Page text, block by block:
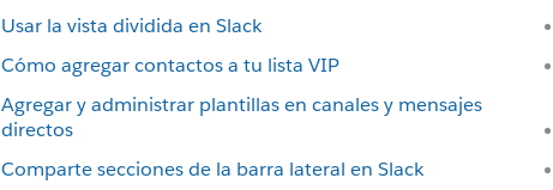
Usar la vista dividida en Slack
Cómo agregar contactos a tu lista VIP
Agregar y administrar plantillas en canales y mensajes
directos
Comparte secciones de la barra lateral en Slack